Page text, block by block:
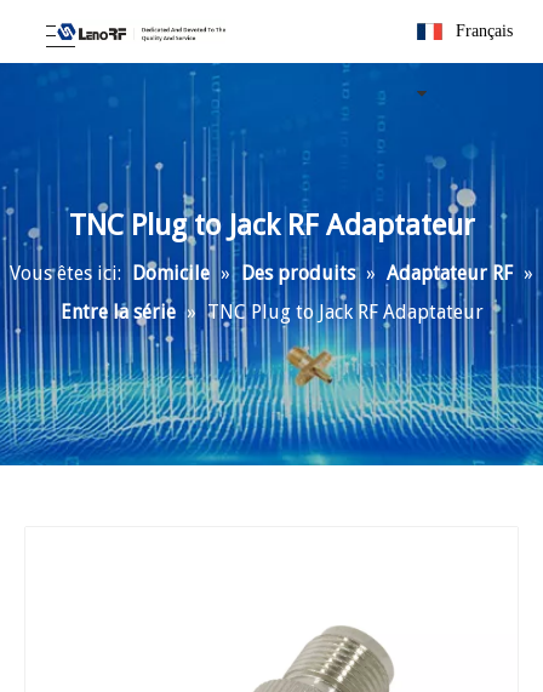
Français
TNC Plug to Jack RF Adaptateur
Vous êtes ici: Domicile » Des produits » Adaptateur RF »
Entre la série » TNC Plug to Jack RF Adaptateur